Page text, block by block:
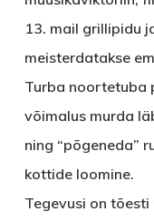
13. mail grillipidu
meisterdatakse
Turba noortetuba
võimalus murda
ning “põgeneda”
kottide loomine.
Tegevusi on